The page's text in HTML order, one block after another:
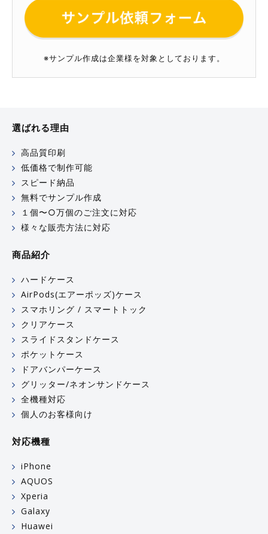
※サンプル作成は企業様を対象としております。
選ばれる理由
高品質印刷
低価格で制作可能
スピード納品
無料でサンプル作成
１個〜○万個のご注文に対応
様々な販売方法に対応
商品紹介
ハードケース
AirPods(エアーポッズ)ケース
スマホリング / スマートトック
クリアケース
スライドスタンドケース
ポケットケース
ドアバンパーケース
グリッター/ネオンサンドケース
全機種対応
個人のお客様向け
対応機種
iPhone
AQUOS
Xperia
Galaxy
Huawei